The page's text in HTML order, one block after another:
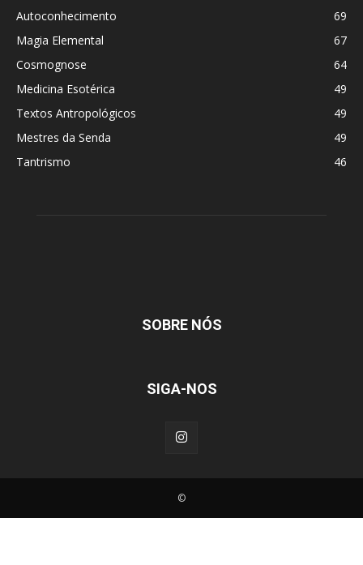
Autoconhecimento
69
Magia Elemental
67
Cosmognose
64
Medicina Esotérica
49
Textos Antropológicos
49
Mestres da Senda
49
Tantrismo
46
SOBRE NÓS
SIGA-NOS
©